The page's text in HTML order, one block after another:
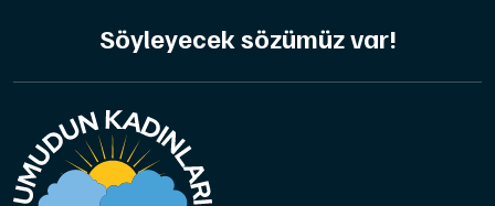
Söyleyecek sözümüz var!